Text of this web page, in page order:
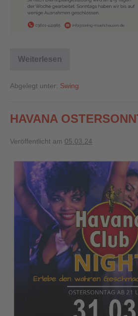
Weiterlesen
Abgelegt unter: Swing
HAVANA
Veröffentlicht am 05.03.24